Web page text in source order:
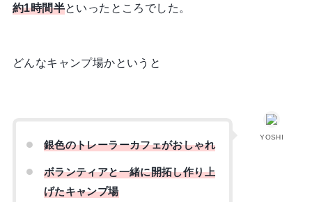
約1時間半といったところでした。
どんなキャンプ場かというと
YOSHI
銀色のトレーラーカフェがおしゃれ
ボランティアと一緒に開拓し作り上
げたキャンプ場